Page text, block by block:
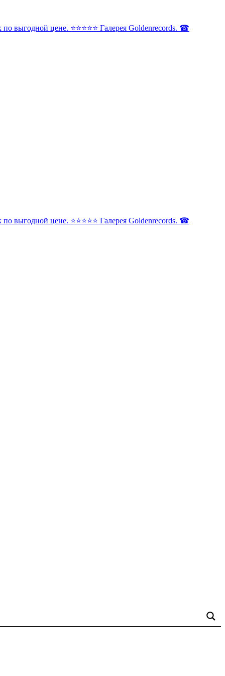
выгодной цене. ⭐️⭐️⭐️⭐️⭐️ Галерея Goldenrecords. ☎
выгодной цене. ⭐️⭐️⭐️⭐️⭐️ Галерея Goldenrecords. ☎